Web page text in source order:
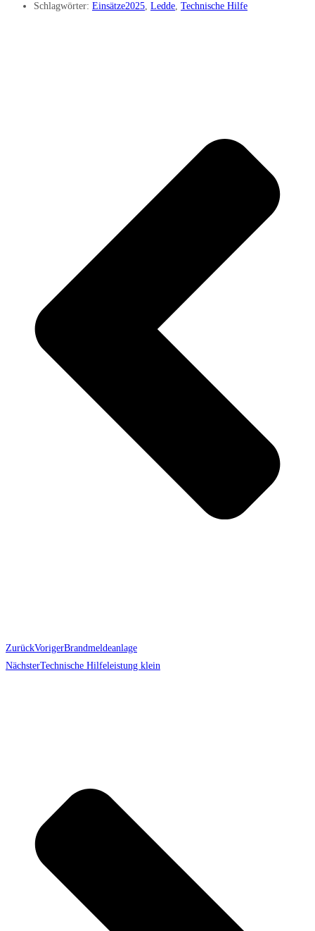
Schlagwörter: Einsätze2025, Ledde, Technische Hilfe
ZurückVorigerBrandmeldeanlage
NächsterTechnische Hilfeleistung klein